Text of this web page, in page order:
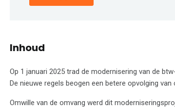
Inhoud
Op 1 januari 2025 trad de modernisering van de
De nieuwe regels beogen een betere opvolging
Omwille van de omvang werd dit